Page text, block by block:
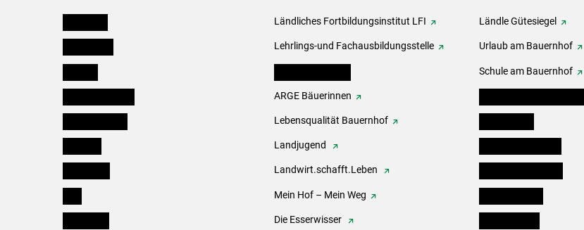
Ländliches Fortbildungsinstitut LFI
Lehrlings-und Fachausbildungsstelle
ARGE Bäuerinnen
Lebensqualität Bauernhof
Landjugend
Landwirt.schafft.Leben
Mein Hof – Mein Weg
Die Esserwisser
Ländle Gütesiegel
Urlaub am Bauernhof
Schule am Bauernhof